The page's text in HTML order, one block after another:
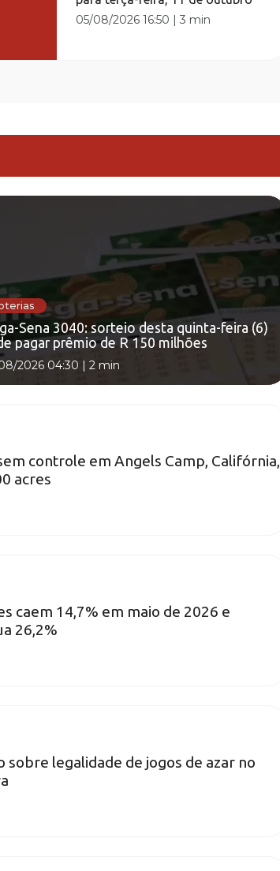
05/08/2026 16:50 |3 min
Sena 3040: sorteio desta quinta-feira (6)
pagar prêmio de R 150 milhões
2026 04:30 | 2 min
controle em Angels Camp, Califórnia,
acres
caem 14,7% em maio de 2026 e
26,2%
sobre legalidade de jogos de azar no